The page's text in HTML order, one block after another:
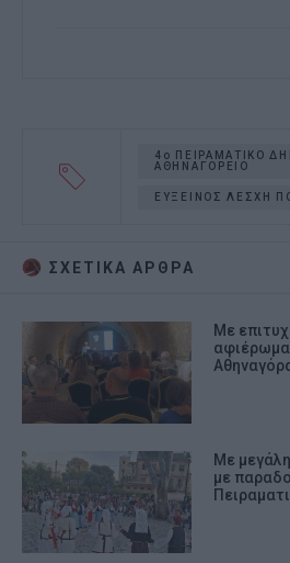
4ο ΠΕΙΡΑΜΑΤΙΚΟ
ΑΘΗΝΑΓΟΡΕΙΟ
ΕΥΞΕΙΝΟΣ ΛΕΣΧΗ
ΣΧΕΤΙΚA AΡΘΡΑ
Με
αφιέρωμα
Με
με